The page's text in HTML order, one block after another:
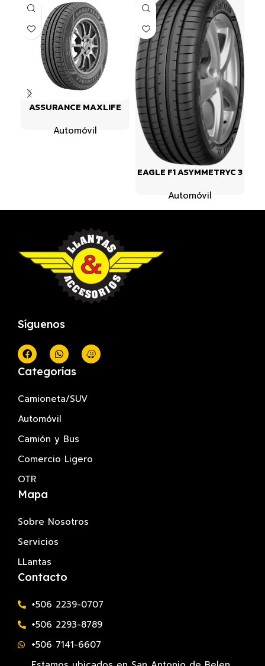
ASSURANCE MAXLIFE
Automóvil
EAGLE F1 ASYMMETRYC 3
Automóvil
Síguenos
Categorías
Camioneta/SUV
Automóvil
Camión y Bus
Comercio Ligero
OTR
Mapa
Sobre Nosotros
Servicios
LLantas
Contacto
+506 2239-0707
+506 2293-8789
+506 7141-6607